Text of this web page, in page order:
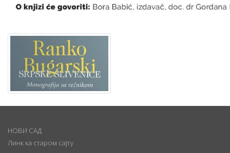
НОВИ САД
Линк ка старом сајту